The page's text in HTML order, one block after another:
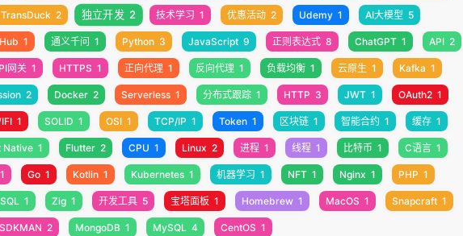
TransDuck 2 独立开发 2 技术学习 1 优惠活动 2 Udemy 1 AI大模型 5
1 通义千问 1 Python 3 JavaScript 9 正则表达式 8 ChatGPT 1 API 2
网关 1 HTTPS 1 正向代理 1 反向代理 1 负载均衡 1 云原生 1 Kafka 1
2 Docker 2 Serverless 1 分布式跟踪 1 HTTP 3 JWT 1 OAuth2 1
1 SOLID 1 OSI 1 TCP/IP 1 Token 1 区块链 1 智能合约 1 缓存 1
Native 1 Flutter 2 CPU 1 Linux 2 进程 1 线程 1 比特币 1 C语言 1
1 Go 1 Kotlin 1 Kubernetes 1 机器学习 1 NFT 1 Nginx 1 PHP 1
SQL 1 Zig 1 开发工具 5 宝塔面板 1 Homebrew 1 MacOS 1 Snapcraft 1
SDKMAN 2 MongoDB 1 MySQL 4 CentOS 1